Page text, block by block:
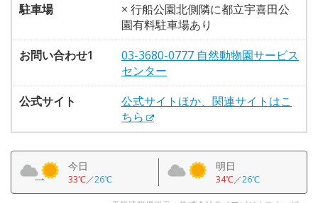
駐車場
× 行船公園北側隣に都立宇喜田公
園有料駐車場あり
お問い合わせ1
03-3680-0777 自然動物園サービス
センター
公式サイト
公式サイトほか、関連サイトはこ
ちら
今日
33℃／26℃
明日
34℃／26℃